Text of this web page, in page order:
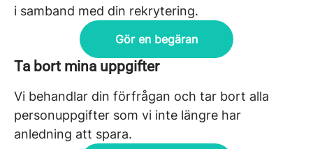
i samband med din rekrytering.
Gör en begäran
Ta bort mina uppgifter
Vi behandlar din förfrågan och tar bort alla
personuppgifter som vi inte längre har
anledning att spara.